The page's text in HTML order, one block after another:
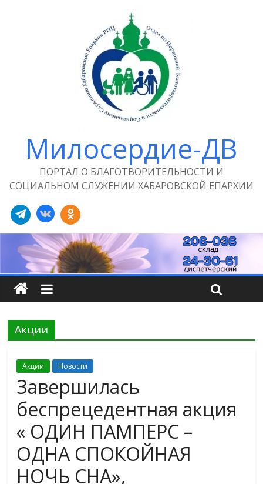
Милосердие-ДВ
ПОРТАЛ О БЛАГОТВОРИТЕЛЬНОСТИ И
СОЦИАЛЬНОМ СЛУЖЕНИИ ХАБАРОВСКОЙ ЕПАРХИИ
Акции
Акции Новости
Завершилась
беспрецедентная акция
« ОДИН ПАМПЕРС –
ОДНА СПОКОЙНАЯ
НОЧЬ СНА»,